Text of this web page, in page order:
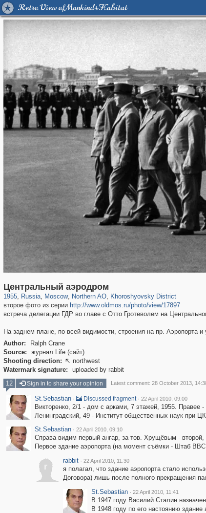
Retro View of Mankind's Habitat
Центральный аэродром
1955, Russia
1,406,257 29,243
, Moscow
319,779 8,286
, Northern AO
22,533 598
, Khoroshyovsky District
второе фото из серии http://www.oldmos.ru/photo/view/17897
встреча делегации ГДР во главе с Отто Гротеволем на
На заднем плане, по всей видимости, строения на пр. Аэропорта
Author:
Ralph Crane
Source:
журнал Life (сайт)
Shooting direction:  northwest
Watermark signature:
uploaded by rabbit
12 Sign in to share your opinion Latest comment: 28 October 2013,
St.Sebastian · Discussed fragment · 22 April 2010, 09:00
Викторенко, 2/1 - дом с арками, 7 этажей, 1955.
Ленинградский, 49 - Институт общественных наук при
St.Sebastian · 22 April 2010, 09:10
Справа видим первый ангар, за тов. Хрущёвым -
Первое здание аэропорта (на момент съёмки - Штаб
r
rabbit · 22 April 2010, 11:30
я полагал, что здание аэропорта стало
Договора) лишь после полного прекращения
St.Sebastian · 22 April 2010, 11:41
В 1947 году Василий Сталин
В 1948 году по его настоянию